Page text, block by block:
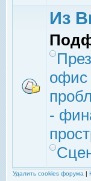
Из
офис
-
Удалить cookies форума |